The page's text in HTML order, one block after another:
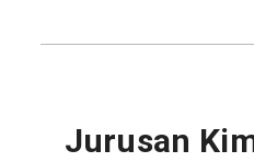
Jurusan